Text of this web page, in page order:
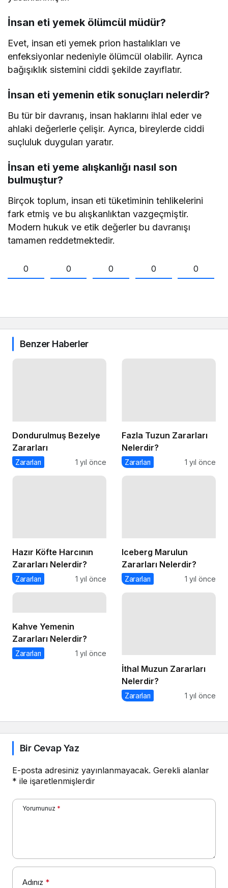
İnsan eti yemek ölümcül müdür?
Evet, insan eti yemek prion hastalıkları ve
enfeksiyonlar nedeniyle ölümcül olabilir. Ayrıca
bağışıklık sistemini ciddi şekilde zayıflatır.
İnsan eti yemenin etik sonuçları nelerdir?
Bu tür bir davranış, insan haklarını ihlal eder ve
ahlaki değerlerle çelişir. Ayrıca, bireylerde ciddi
suçluluk duyguları yaratır.
İnsan eti yeme alışkanlığı nasıl son
bulmuştur?
Birçok toplum, insan eti tüketiminin tehlikelerini
fark etmiş ve bu alışkanlıktan vazgeçmiştir.
Modern hukuk ve etik değerler bu davranışı
tamamen reddetmektedir.
0 0 0 0 0
Benzer Haberler
Dondurulmuş Bezelye
Zararları
Zararları 1 yıl önce
Fazla Tuzun Zararları
Nelerdir?
Zararları 1 yıl önce
Hazır Köfte Harcının
Zararları Nelerdir?
Zararları 1 yıl önce
Iceberg Marulun
Zararları Nelerdir?
Zararları 1 yıl önce
Kahve Yemenin
Zararları Nelerdir?
Zararları 1 yıl önce
İthal Muzun Zararları
Nelerdir?
Zararları 1 yıl önce
Bir Cevap Yaz
E-posta adresiniz yayınlanmayacak. Gerekli alanlar
* ile işaretlenmişlerdir
Yorumunuz *
Adınız *